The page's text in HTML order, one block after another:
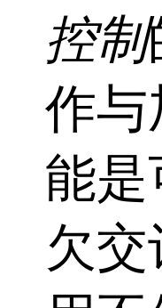
控制
作与
能是
欠